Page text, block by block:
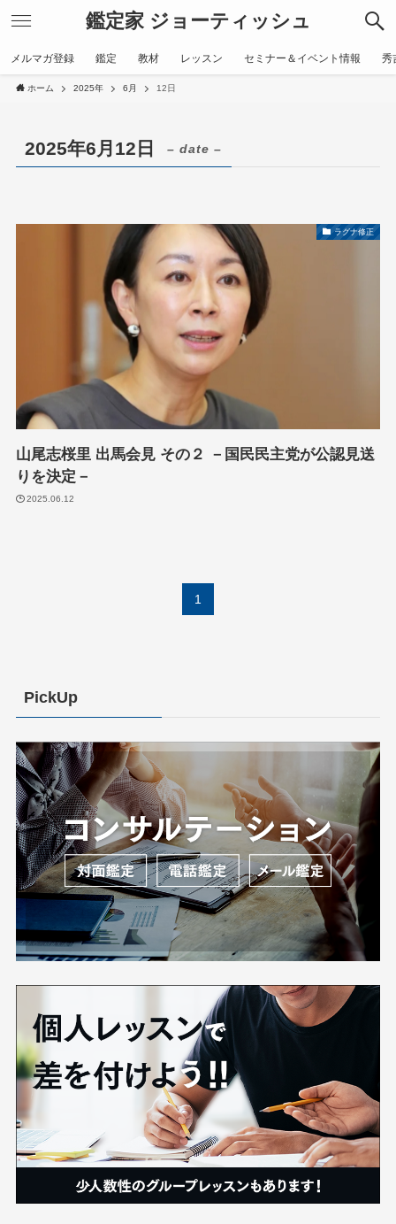
鑑定家 ジョーティッシュ
メルマガ登録 鑑定 教材 レッスン セミナー＆イベント情報 秀
ホーム 2025年 6月 12日
2025年6月12日 – date –
ラグナ修正
山尾志桜里 出馬会見 その２ －国民民主党が公認見送
りを決定－
2025.06.12
1
PickUp